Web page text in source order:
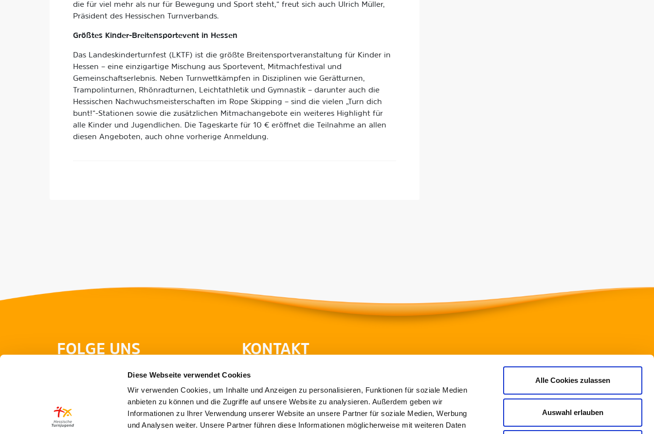
Diese Webseite verwendet Cookies
Wir verwenden Cookies, um Inhalte und Anzeigen zu personalisieren, Funktionen für soziale Medien
anbieten zu können und die Zugriffe auf unsere Website zu analysieren. Außerdem geben wir
Informationen zu Ihrer Verwendung unserer Website an unsere Partner für soziale Medien, Werbung
und Analysen weiter. Unsere Partner führen diese Informationen möglicherweise mit weiteren Daten
Alle Cookies zulassen
Auswahl erlauben
die für viel mehr als nur für Bewegung und Sport steht,“ freut sich auch Ulrich Müller,
Präsident des Hessischen Turnverbands.
Größtes Kinder-Breitensportevent in Hessen
Das Landeskinderturnfest (LKTF) ist die größte Breitensportveranstaltung für Kinder in
Hessen – eine einzigartige Mischung aus Sportevent, Mitmachfestival und
Gemeinschaftserlebnis. Neben Turnwettkämpfen in Disziplinen wie Gerätturnen,
Trampolinturnen, Rhönradturnen, Leichtathletik und Gymnastik – darunter auch die
Hessischen Nachwuchsmeisterschaften im Rope Skipping – sind die vielen „Turn dich
bunt!“-Stationen sowie die zusätzlichen Mitmachangebote ein weiteres Highlight für
alle Kinder und Jugendlichen. Die Tageskarte für 10 € eröffnet die Teilnahme an allen
diesen Angeboten, auch ohne vorherige Anmeldung.
FOLGE UNS KONTAKT
Hessische Turnjugend
Theodor-Heuss-Strasse 11
T069-6773772-80
Otto-Fleck-Schneise 8
T069/6773772-0